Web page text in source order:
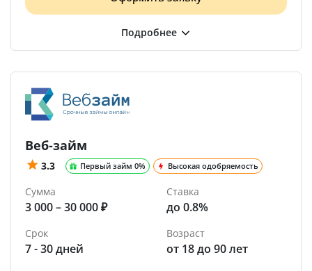
Веб-займ
3.3 Первый займ 0% Высокая одобряемость
Сумма
3 000 – 30 000 ₽
Ставка
до 0.8%
Срок
7 - 30 дней
Возраст
от 18 до 90 лет